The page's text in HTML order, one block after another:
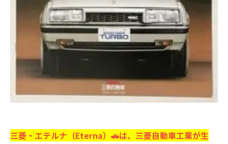
三菱・エテルナ（Eterna）🚗は、三菱自動車工業が生